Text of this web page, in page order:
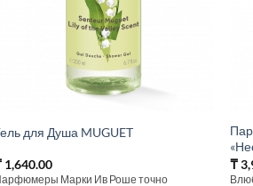
для Душа MUGUET
1,640.00
Марки Ив Роше точно
₸